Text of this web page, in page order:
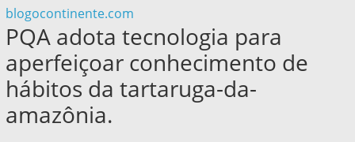
blogocontinente.com
PQA adota tecnologia para
aperfeiçoar conhecimento de
hábitos da tartaruga-da-
amazônia.